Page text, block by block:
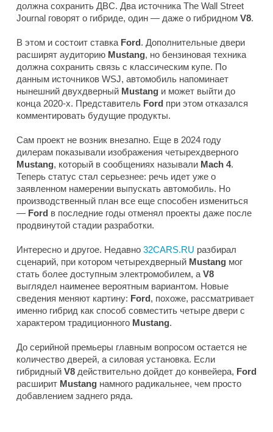
должна сохранить ДВС. Два источника The Wall Street
Journal говорят о гибриде, один — даже о гибридном V8.
В этом и состоит ставка Ford. Дополнительные двери
расширят аудиторию Mustang, но бензиновая техника
должна сохранить связь с классическим купе. По
данным источников WSJ, автомобиль напоминает
нынешний двухдверный Mustang и может выйти до
конца 2020-х. Представитель Ford при этом отказался
комментировать будущие продукты.
Сам проект не возник внезапно. Еще в 2024 году
дилерам показывали изображения четырехдверного
Mustang, который в сообщениях называли Mach 4.
Теперь статус стал серьезнее: речь идет уже о
заявленном намерении выпускать автомобиль. Но
производственный план все еще способен измениться
— Ford в последние годы отменял проекты даже после
продвинутой стадии разработки.
Интересно и другое. Недавно 32CARS.RU разбирал
сценарий, при котором четырехдверный Mustang мог
стать более доступным электромобилем, а V8
выглядел наименее вероятным вариантом. Новые
сведения меняют картину: Ford, похоже, рассматривает
именно гибрид как способ совместить четыре двери с
характером традиционного Mustang.
До серийной премьеры главным вопросом остается не
количество дверей, а силовая установка. Если
гибридный V8 действительно дойдет до конвейера, Ford
расширит Mustang намного радикальнее, чем просто
добавлением заднего ряда.